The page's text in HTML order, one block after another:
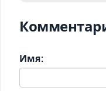
Имя: